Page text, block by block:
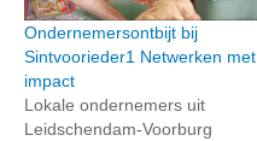
Ondernemersontbijt bij
Sintvoorieder1 Netwerken met
impact
Lokale ondernemers uit
Leidschendam-Voorburg